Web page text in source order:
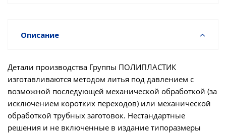
Описание
Детали производства Группы ПОЛИПЛАСТИК
изготавливаются методом литья под давлением с
возможной последующей механической обработкой (за
исключением коротких переходов) или механической
обработкой трубных заготовок. Нестандартные
решения и не включенные в издание типоразмеры